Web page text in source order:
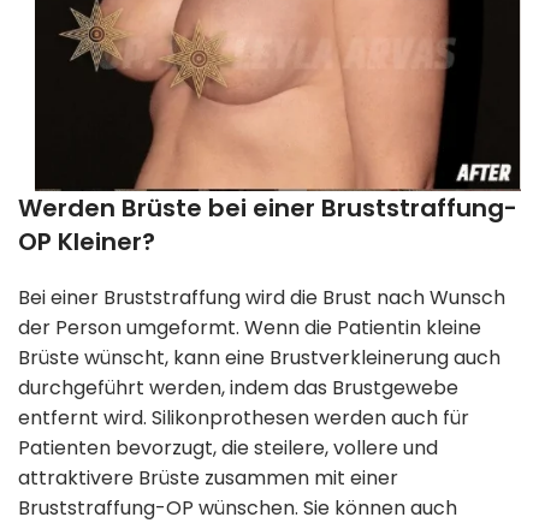
Werden Brüste bei einer Bruststraffung-
OP Kleiner?
Bei einer Bruststraffung wird die Brust nach Wunsch
der Person umgeformt. Wenn die Patientin kleine
Brüste wünscht, kann eine Brustverkleinerung auch
durchgeführt werden, indem das Brustgewebe
entfernt wird. Silikonprothesen werden auch für
Patienten bevorzugt, die steilere, vollere und
attraktivere Brüste zusammen mit einer
Bruststraffung-OP wünschen. Sie können auch